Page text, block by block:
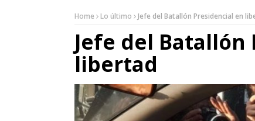
Home Lo último Jefe del Batallón Presidencial en
Jefe del
libertad